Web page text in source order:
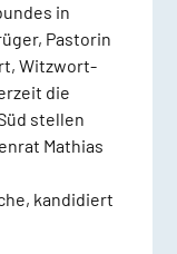
in
Pastorin
Witzwort-
die
stellen
Mathias
kandidiert